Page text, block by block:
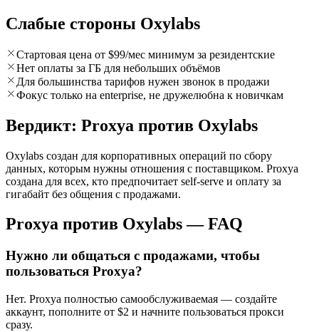
Слабые стороны Oxylabs
Стартовая цена от $99/мес минимум за резидентские
Нет оплаты за ГБ для небольших объёмов
Для большинства тарифов нужен звонок в продажи
Фокус только на enterprise, не дружелюбна к новичкам
Вердикт: Proxya против Oxylabs
Oxylabs создан для корпоративных операций по сбору
данных, которым нужны отношения с поставщиком. Proxya
создана для всех, кто предпочитает self-serve и оплату за
гигабайт без общения с продажами.
Proxya против Oxylabs — FAQ
Нужно ли общаться с продажами, чтобы
пользоваться Proxya?
Нет. Proxya полностью самообслуживаемая — создайте
аккаунт, пополните от $2 и начните пользоваться прокси
сразу.